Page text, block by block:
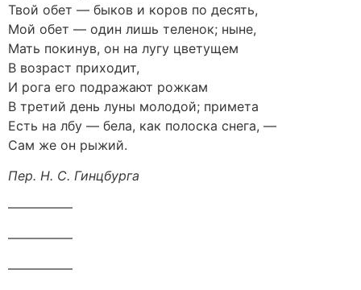
Твой обет — быков и коров по десять,
Мой обет — один лишь теленок; ныне,
Мать покинув, он на лугу цветущем
В возраст приходит,
И рога его подражают рожкам
В третий день луны молодой; примета
Есть на лбу — бела, как полоска снега, —
Сам же он рыжий.
Пер. Н. С. Гинцбурга
—————
—————
—————